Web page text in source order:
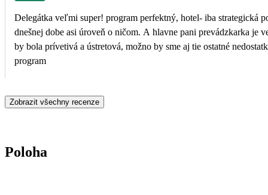
Delegátka veľmi super! program perfektný, hotel- iba strategická
dnešnej dobe asi úroveň o ničom. A hlavne pani prevádzkarka je
by bola prívetivá a ústretová, možno by sme aj tie ostatné
program
Zobrazit všechny recenze
Poloha